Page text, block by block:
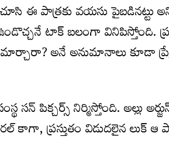
చూసి ఈ పాత్రకు వయసు
టాక్ బలంగా వినిపిస్తోంది.
మార్చారా? అనే అనుమానాలు కూడా
స‌న్ పిక్చ‌ర్స్ నిర్మిస్తోంది. అల్లు
కాగా, ప్రస్తుతం విడుదలైన లుక్